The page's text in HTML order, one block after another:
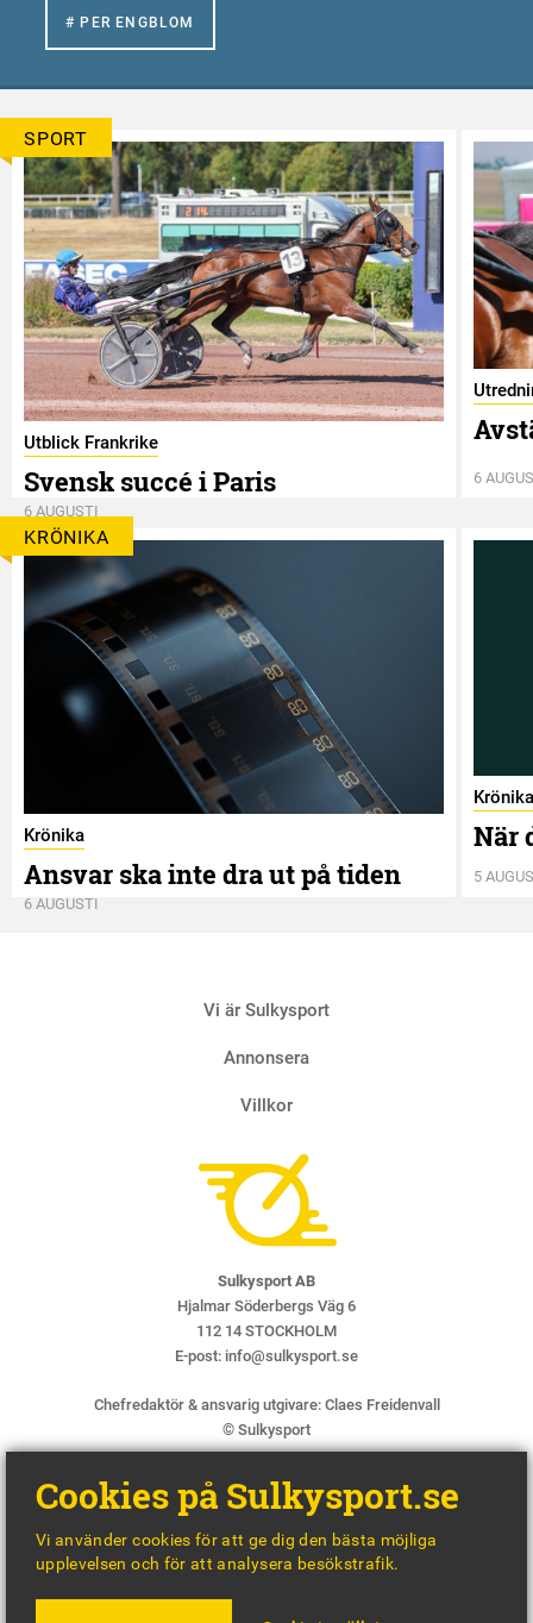
# PER ENGBLOM
SPORT
Utblick Frankrike
Svensk succé i Paris
6 AUGUSTI
6
KRÖNIKA
Krönika
Ansvar ska inte dra ut på tiden
6 AUGUSTI
Krönika
När
5
Vi är Sulkysport
Annonsera
Villkor
Sulkysport AB
Hjalmar Söderbergs Väg 6
112 14 STOCKHOLM
E-post: info@sulkysport.se
Chefredaktör & ansvarig utgivare: Claes Freidenvall
© Sulkysport
BY
Cookies på Sulkysport.se
Vi använder cookies för att ge dig den bästa möjliga
upplevelsen och för att analysera besökstrafik.